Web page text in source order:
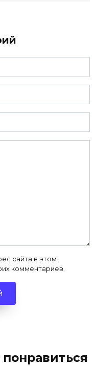
сайта в этом
комментариев.